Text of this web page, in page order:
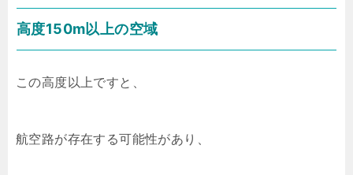
高度150m以上の空域
この高度以上ですと、
航空路が存在する可能性があり、